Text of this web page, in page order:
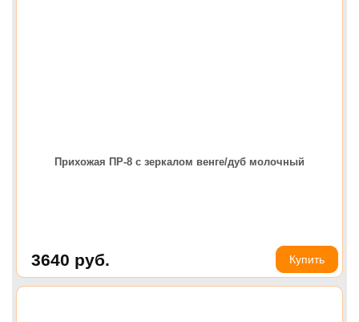
Прихожая ПР-8 с зеркалом венге/дуб молочный
3640 руб. Купить